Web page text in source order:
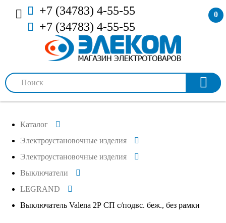
+7 (34783) 4-55-55
+7 (34783) 4-55-55
0
Каталог
Электроустановочные изделия
Электроустановочные изделия
Выключатели
LEGRAND
Выключатель Valena 2Р СП с/подвс. беж., без рамки